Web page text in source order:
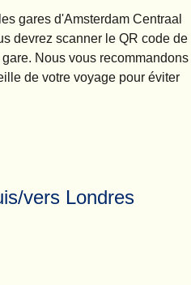
gares d'Amsterdam Centraal
devrez scanner le QR code de
Nous vous recommandons
de votre voyage pour éviter
vers Londres